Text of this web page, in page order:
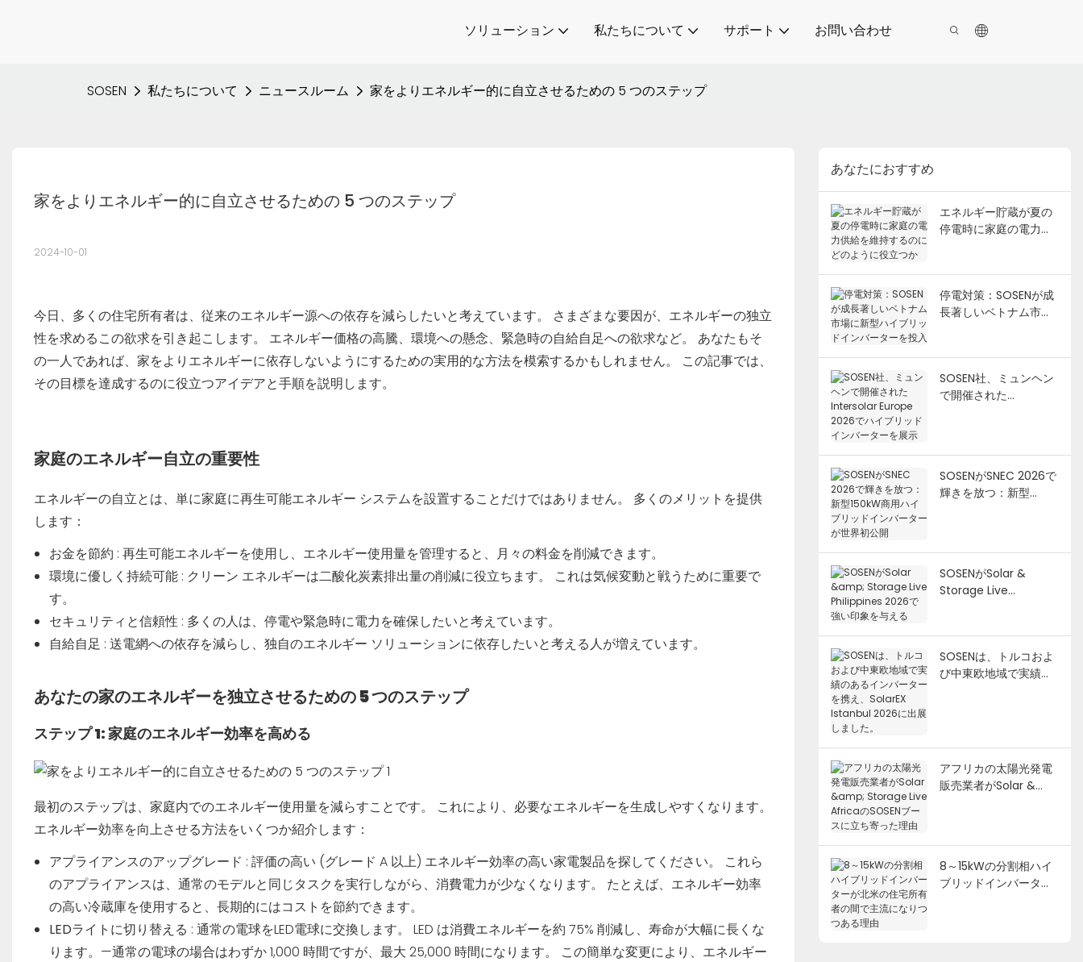
ソリューション 私たちについて サポート お問い合わせ
SOSEN 私たちについて ニュースルーム 家をよりエネルギー的に自立させるための 5 つのステップ
家をよりエネルギー的に自立させるための 5 つのステップ
2024-10-01
今日、多くの住宅所有者は、従来のエネルギー源への依存を減らしたいと考えています。 さまざまな要因が、エネルギーの独立
性を求めるこの欲求を引き起こします。 エネルギー価格の高騰、環境への懸念、緊急時の自給自足への欲求など。 あなたもそ
の一人であれば、家をよりエネルギーに依存しないようにするための実用的な方法を模索するかもしれません。 この記事では、
その目標を達成するのに役立つアイデアと手順を説明します。
家庭のエネルギー自立の重要性
エネルギーの自立とは、単に家庭に再生可能エネルギー システムを設置することだけではありません。 多くのメリットを提供
します：
お金を節約 : 再生可能エネルギーを使用し、エネルギー使用量を管理すると、月々の料金を削減できます。
環境に優しく持続可能 : クリーン エネルギーは二酸化炭素排出量の削減に役立ちます。 これは気候変動と戦うために重要で
す。
セキュリティと信頼性 : 多くの人は、停電や緊急時に電力を確保したいと考えています。
自給自足 : 送電網への依存を減らし、独自のエネルギー ソリューションに依存したいと考える人が増えています。
あなたの家のエネルギーを独立させるための 5 つのステップ
ステップ 1: 家庭のエネルギー効率を高める
最初のステップは、家庭内でのエネルギー使用量を減らすことです。 これにより、必要なエネルギーを生成しやすくなります。
エネルギー効率を向上させる方法をいくつか紹介します：
アプライアンスのアップグレード : 評価の高い (グレード A 以上) エネルギー効率の高い家電製品を探してください。 これら
のアプライアンスは、通常のモデルと同じタスクを実行しながら、消費電力が少なくなります。 たとえば、エネルギー効率
の高い冷蔵庫を使用すると、長期的にはコストを節約できます。
LEDライトに切り替える : 通常の電球をLED電球に交換します。 LED は消費エネルギーを約 75% 削減し、寿命が大幅に長くな
ります。—通常の電球の場合はわずか 1,000 時間ですが、最大 25,000 時間になります。 この簡単な変更により、エネルギー
あなたにおすすめ
エネルギー貯蔵が夏の
停電時に家庭の電力供
停電対策：SOSENが成
長著しいベトナム市場
SOSEN社、ミュンヘン
で開催された
SOSENがSNEC 2026で
輝きを放つ：新型
SOSENがSolar &
Storage Live
SOSENは、トルコおよ
び中東欧地域で実績の
アフリカの太陽光発電
販売業者がSolar &
8～15kWの分割相ハイ
ブリッドインバーター